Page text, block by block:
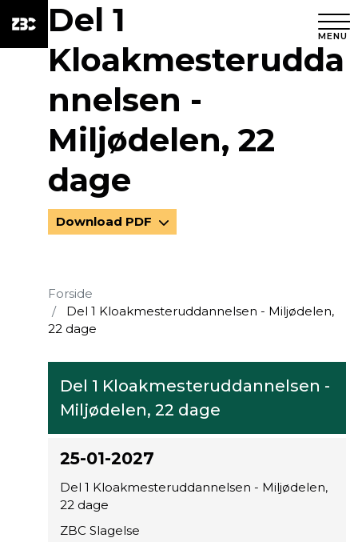
MENU
Del 1
Kloakmesterudda
nnelsen -
Miljødelen, 22
dage
Download PDF
Forside
Del 1 Kloakmesteruddannelsen - Miljødelen,
22 dage
Del 1 Kloakmesteruddannelsen -
Miljødelen, 22 dage
25-01-2027
Del 1 Kloakmesteruddannelsen - Miljødelen,
22 dage
ZBC Slagelse